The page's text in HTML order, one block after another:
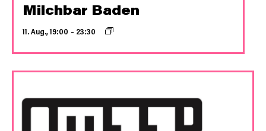
Milchbar Baden
11. Aug., 19:00 – 23:30